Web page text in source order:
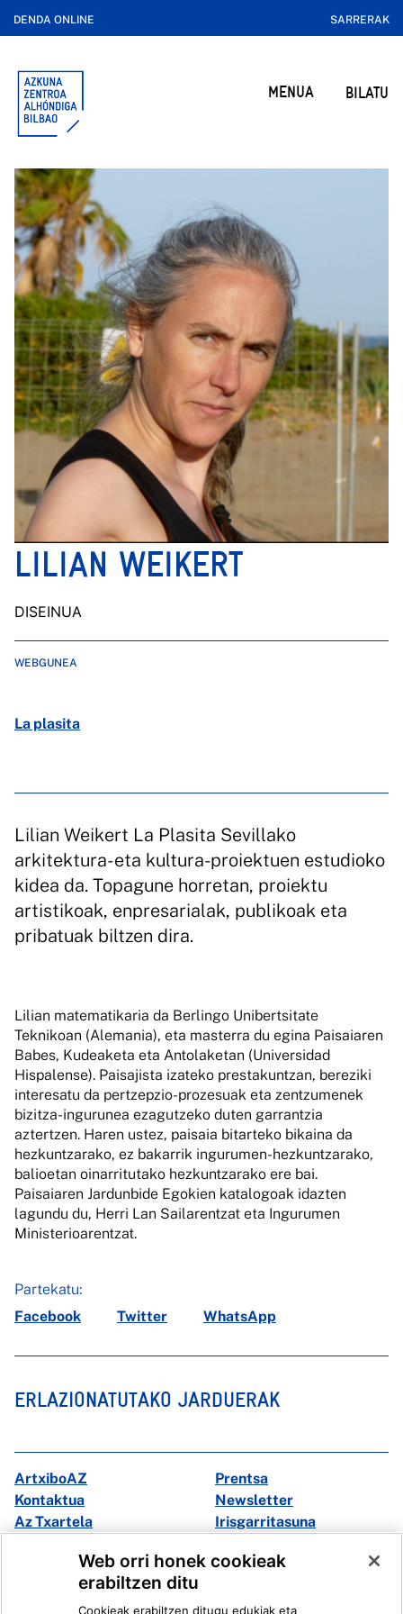
DENDA ONLINE SARRERAK
MENUA BILATU
LILIAN WEIKERT
DISEINUA
WEBGUNEA
La plasita
Lilian Weikert La Plasita Sevillako
arkitektura- eta kultura-proiektuen estudioko
kidea da. Topagune horretan, proiektu
artistikoak, enpresarialak, publikoak eta
pribatuak biltzen dira.
Lilian matematikaria da Berlingo Unibertsitate
Teknikoan (Alemania), eta masterra du egina Paisaiaren
Babes, Kudeaketa eta Antolaketan (Universidad
Hispalense). Paisajista izateko prestakuntzan, bereziki
interesatu da pertzepzio-prozesuak eta zentzumenek
bizitza-ingurunea ezagutzeko duten garrantzia
aztertzen. Haren ustez, paisaia bitarteko bikaina da
hezkuntzarako, ez bakarrik ingurumen-hezkuntzarako,
balioetan oinarritutako hezkuntzarako ere bai.
Paisaiaren Jardunbide Egokien katalogoak idazten
lagundu du, Herri Lan Sailarentzat eta Ingurumen
Ministerioarentzat.
Partekatu:
Facebook
Twitter WhatsApp
ERLAZIONATUTAKO JARDUERAK
ArtxiboAZ
Prentsa
Kontaktua
Newsletter
Az Txartela
Irisgarritasuna
Web orri honek cookieak
erabiltzen ditu
Cookieak erabiltzen ditugu edukiak eta